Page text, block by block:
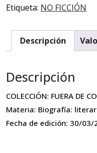
Etiqueta: NO FICCIÓN
Descripción
Descripción
COLECCIÓN: FUERA DE
Materia: Biografía:
Fecha de edición: 30/03/